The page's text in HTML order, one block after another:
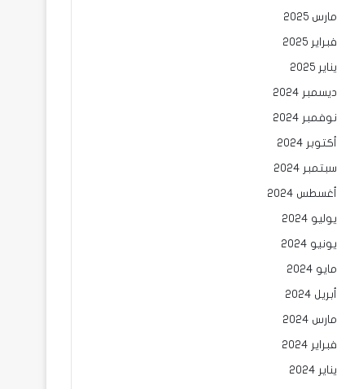
مارس 2025
فبراير 2025
يناير 2025
ديسمبر 2024
نوفمبر 2024
أكتوبر 2024
سبتمبر 2024
أغسطس 2024
يوليو 2024
يونيو 2024
مايو 2024
أبريل 2024
مارس 2024
فبراير 2024
يناير 2024